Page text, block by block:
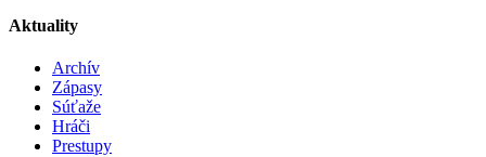
Aktuality
Archív
Zápasy
Súťaže
Hráči
Prestupy